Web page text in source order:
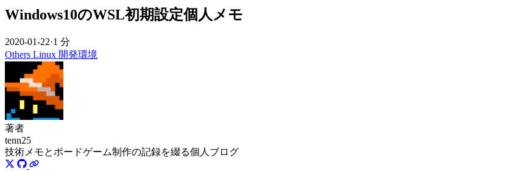
Windows10のWSL初期設定個人メモ
2020-01-22·1 分
Others Linux 開発環境
著者
tenn25
技術メモとボードゲーム制作の記録を綴る個人ブログ